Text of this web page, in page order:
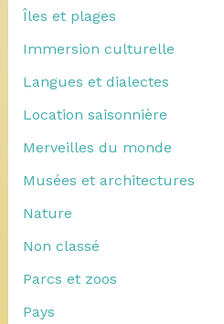
Îles et plages
Immersion culturelle
Langues et dialectes
Location saisonnière
Merveilles du monde
Musées et architectures
Nature
Non classé
Parcs et zoos
Pays